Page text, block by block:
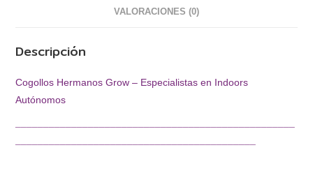
VALORACIONES (0)
Descripción
Cogollos Hermanos Grow – Especialistas en Indoors
Autónomos
¯¯¯¯¯¯¯¯¯¯¯¯¯¯¯¯¯¯¯¯¯¯¯¯¯¯¯¯¯¯¯¯¯¯¯¯¯¯¯¯¯¯¯¯¯¯¯¯¯¯
¯¯¯¯¯¯¯¯¯¯¯¯¯¯¯¯¯¯¯¯¯¯¯¯¯¯¯¯¯¯¯¯¯¯¯¯¯¯¯¯¯¯¯